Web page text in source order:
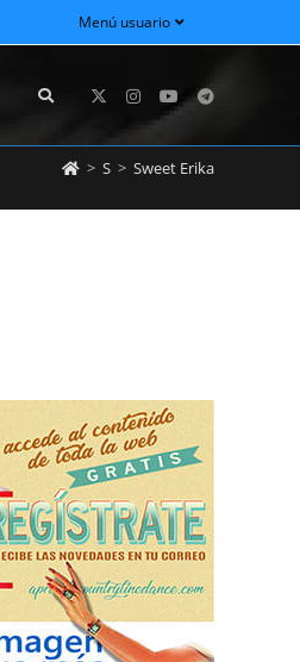
Menú usuario
> S > Sweet Erika
acceso completo a
consultar el directorio
tutoriales y aprender la
te apetezca. Recibirás
la newsletter con las
en el blog, como de
En cualquier momento
baja tu suscripción a la
dejar de estar registrado.